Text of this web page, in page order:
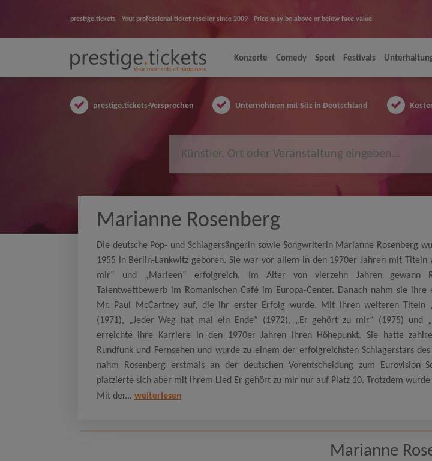
prestige.tickets - Your professional ticket reseller since 2009 - Price may be above or below face value
Konzerte Comedy Sport Festivals
prestige.tickets-Versprechen Unternehmen mit Sitz in Deutschland
Marianne Rosenberg
Die deutsche Pop- und Schlagersängerin sowie Songwriterin Marianne Rosenberg
1955 in Berlin-Lankwitz geboren. Sie war vor allem in den 1970er Jahren mit Titeln
mir“ und „Marleen“ erfolgreich. Im Alter von vierzehn Jahren gewann
Talentwettbewerb im Romanischen Café im Europa-Center. Danach nahm sie ihre
Mr. Paul McCartney auf, die ihr erster Erfolg wurde. Mit ihren weiteren Titeln
(1971), „Jeder Weg hat mal ein Ende“ (1972), „Er gehört zu mir“ (1975) und
erreichte ihre Karriere in den 1970er Jahren ihren Höhepunkt. Sie hatte
Rundfunk und Fernsehen und wurde zu einem der erfolgreichsten Schlagerstars des
nahm Rosenberg erstmals an der deutschen Vorentscheidung zum Eurovision
platzierte sich aber mit ihrem Lied Er gehört zu mir nur auf Platz 10. Trotzdem wurde
Mit der... weiterlesen
Marianne